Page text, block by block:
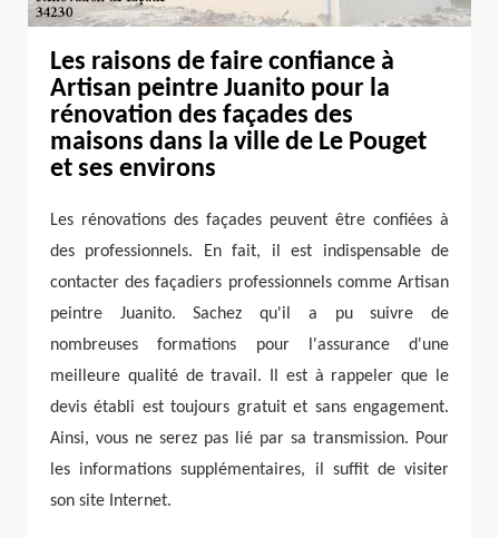
Les raisons de faire confiance à
Artisan peintre Juanito pour la
rénovation des façades des
maisons dans la ville de Le Pouget
et ses environs
Les rénovations des façades peuvent être confiées à
des professionnels. En fait, il est indispensable de
contacter des façadiers professionnels comme Artisan
peintre Juanito. Sachez qu'il a pu suivre de
nombreuses formations pour l'assurance d'une
meilleure qualité de travail. Il est à rappeler que le
devis établi est toujours gratuit et sans engagement.
Ainsi, vous ne serez pas lié par sa transmission. Pour
les informations supplémentaires, il suffit de visiter
son site Internet.